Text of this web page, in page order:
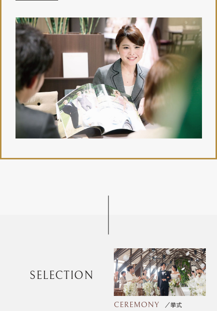
SELECTION
CEREMONY 挙式